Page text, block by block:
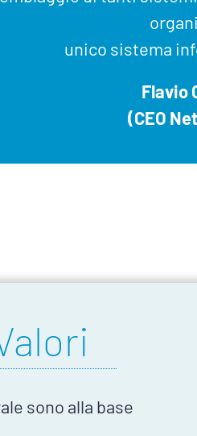
unico sistema
Flavio
(CEO
sono alla base